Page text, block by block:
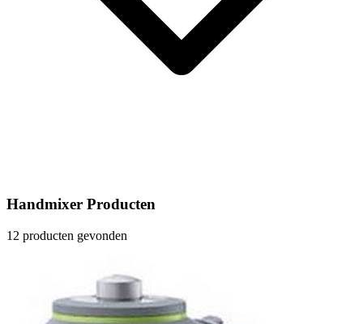
Handmixer Producten
12 producten gevonden